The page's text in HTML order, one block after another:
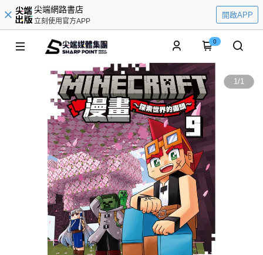
尖端網路書店
立刻使用官方APP
開啟APP
0
1/1